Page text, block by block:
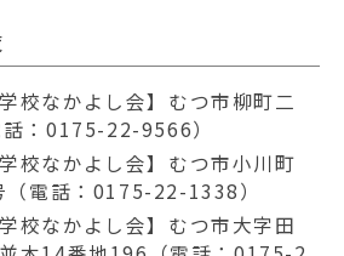
校なかよし会】むつ市柳町二
：0175-22-9566）
校なかよし会】むつ市小川町
電話：0175-22-1338）
校なかよし会】むつ市大字田